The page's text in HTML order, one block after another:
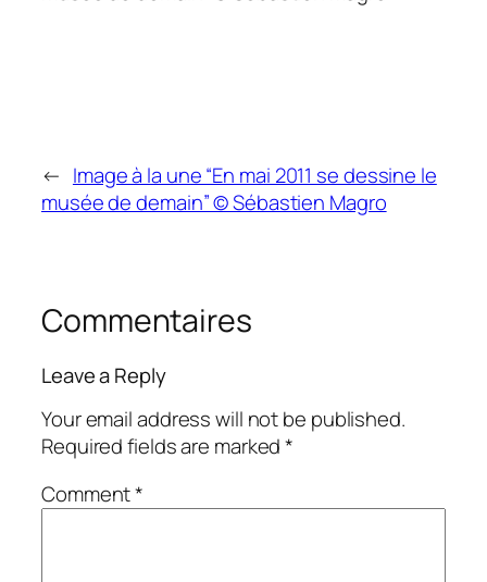
← Image à la une “En mai 2011 se dessine le
musée de demain” © Sébastien Magro
Commentaires
Leave a Reply
Your email address will not be published.
Required fields are marked*
Comment*